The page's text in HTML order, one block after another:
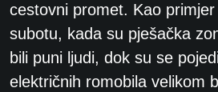
cestovni promet. Kao
subotu, kada su pješačka
bili puni ljudi, dok su se
električnih romobila velikom